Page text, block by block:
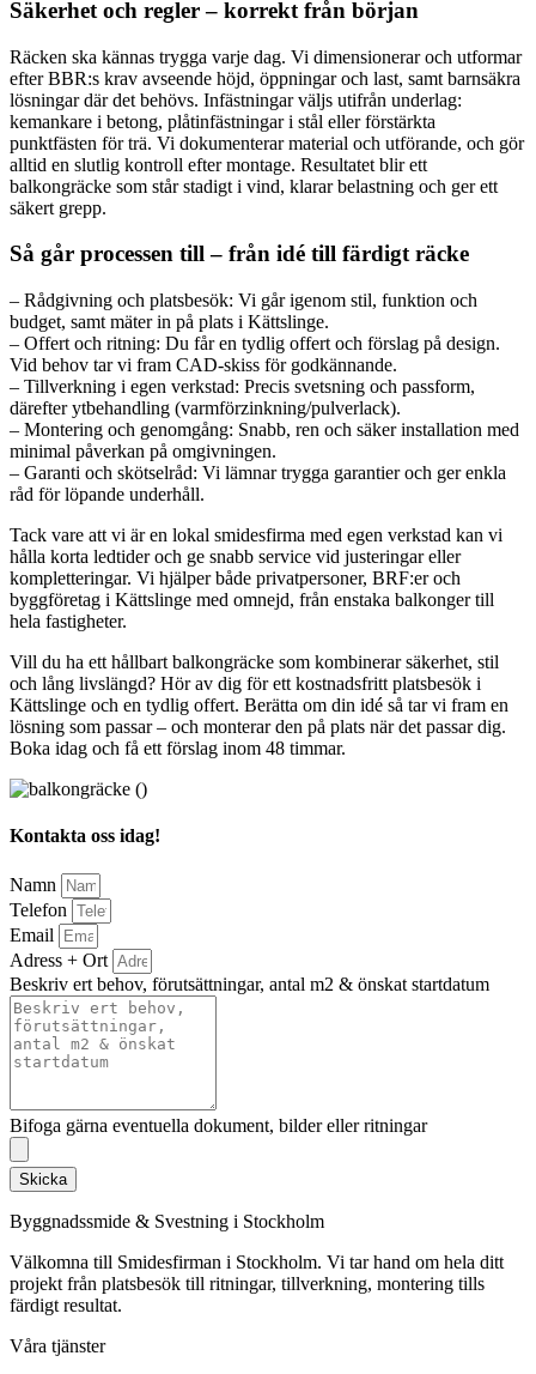
Säkerhet och regler – korrekt från början
Räcken ska kännas trygga varje dag. Vi dimensionerar och utformar
efter BBR:s krav avseende höjd, öppningar och last, samt barnsäkra
lösningar där det behövs. Infästningar väljs utifrån underlag:
kemankare i betong, plåtinfästningar i stål eller förstärkta
punktfästen för trä. Vi dokumenterar material och utförande, och gör
alltid en slutlig kontroll efter montage. Resultatet blir ett
balkongräcke som står stadigt i vind, klarar belastning och ger ett
säkert grepp.
Så går processen till – från idé till färdigt räcke
– Rådgivning och platsbesök: Vi går igenom stil, funktion och
budget, samt mäter in på plats i Kättslinge.
– Offert och ritning: Du får en tydlig offert och förslag på design.
Vid behov tar vi fram CAD-skiss för godkännande.
– Tillverkning i egen verkstad: Precis svetsning och passform,
därefter ytbehandling (varmförzinkning/pulverlack).
– Montering och genomgång: Snabb, ren och säker installation med
minimal påverkan på omgivningen.
– Garanti och skötselråd: Vi lämnar trygga garantier och ger enkla
råd för löpande underhåll.
Tack vare att vi är en lokal smidesfirma med egen verkstad kan vi
hålla korta ledtider och ge snabb service vid justeringar eller
kompletteringar. Vi hjälper både privatpersoner, BRF:er och
byggföretag i Kättslinge med omnejd, från enstaka balkonger till
hela fastigheter.
Vill du ha ett hållbart balkongräcke som kombinerar säkerhet, stil
och lång livslängd? Hör av dig för ett kostnadsfritt platsbesök i
Kättslinge och en tydlig offert. Berätta om din idé så tar vi fram en
lösning som passar – och monterar den på plats när det passar dig.
Boka idag och få ett förslag inom 48 timmar.
Kontakta oss idag!
Namn
Telefon
Email
Adress + Ort
Beskriv ert behov, förutsättningar, antal m2 & önskat startdatum
Bifoga gärna eventuella dokument, bilder eller ritningar
Skicka
Byggnadssmide & Svestning i Stockholm
Välkomna till Smidesfirman i Stockholm. Vi tar hand om hela ditt
projekt från platsbesök till ritningar, tillverkning, montering tills
färdigt resultat.
Våra tjänster